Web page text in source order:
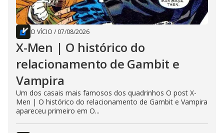
O VÍCIO / 07/08/2026
X-Men | O histórico do
relacionamento de Gambit e
Vampira
Um dos casais mais famosos dos quadrinhos O post X-
Men | O histórico do relacionamento de Gambit e Vampira
apareceu primeiro em O...